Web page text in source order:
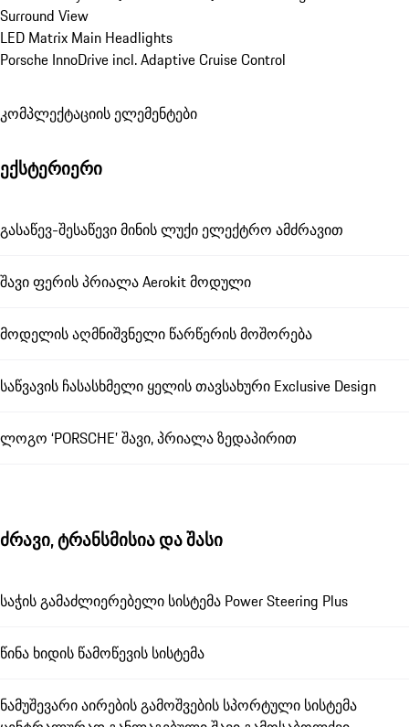
Surround View
LED Matrix Main Headlights
Porsche InnoDrive incl. Adaptive Cruise Control
კომპლექტაციის ელემენტები
ექსტერიერი
გასაწევ-შესაწევი მინის ლუქი ელექტრო ამძრავით
შავი ფერის პრიალა Aerokit მოდული
მოდელის აღმნიშვნელი წარწერის მოშორება
საწვავის ჩასასხმელი ყელის თავსახური Exclusive Design
ლოგო ‘PORSCHE’ შავი, პრიალა ზედაპირით
ძრავი, ტრანსმისია და შასი
საჭის გამაძლიერებელი სისტემა Power Steering Plus
წინა ხიდის წამოწევის სისტემა
ნამუშევარი აირების გამოშვების სპორტული სისტემა